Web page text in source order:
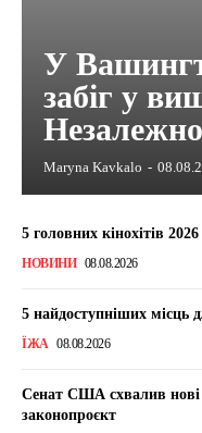
У
забіг у
Maryna Kavkalo -
5 головних кінохітів
НОВИНИ 08.08.2026
5 найдоступніших місць
ЇЖА 08.08.2026
Сенат США схвалив нові
законопроєкт